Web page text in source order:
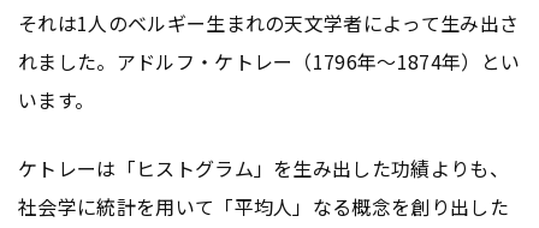
それは1人のベルギー生まれの天文学者によって生み出さ
れました。アドルフ・ケトレー（1796年〜1874年）とい
います。
ケトレーは「ヒストグラム」を生み出した功績よりも、
社会学に統計を用いて「平均人」なる概念を創り出した